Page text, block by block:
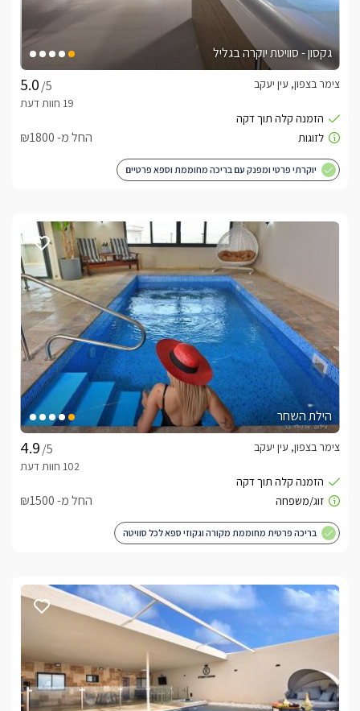
גקסון - סוויטת יוקרה בגליל
/5
צימר בצפון, עין יעקב
החל מ- ₪1800
יוקרתי פרטי ומפנק עם בריכה מחוממת וספא פרטיים
הילת השחר
/5
צימר בצפון, עין יעקב
החל מ- ₪1500
בריכה פרטית מחוממת מקורה וגקוזי ספא לכל סוויטה